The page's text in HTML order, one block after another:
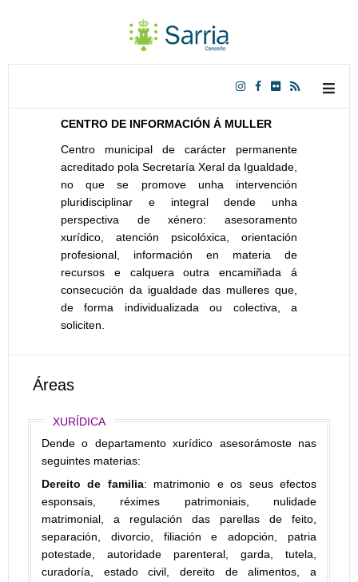
CENTRO DE INFORMACIÓN Á MULLER
Centro municipal de carácter permanente
acreditado pola Secretaría Xeral da Igualdade,
no que se promove unha intervención
pluridisciplinar e integral dende unha
perspectiva de xénero: asesoramento
xurídico, atención psicolóxica, orientación
profesional, información en materia de
recursos e calquera outra encamiñada á
consecución da igualdade das mulleres que,
de forma individualizada ou colectiva, a
soliciten.
Áreas
XURÍDICA
Dende o departamento xurídico asesorámoste nas
seguintes materias:
Dereito de familia: matrimonio e os seus efectos
esponsais, réximes patrimoniais, nulidade
matrimonial, a regulación das parellas de feito,
separación, divorcio, filiación e adopción, patria
potestade, autoridade parenteral, garda, tutela,
curadoría, estado civil, dereito de alimentos, a